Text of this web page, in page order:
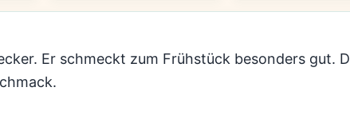
Er schmeckt zum Frühstück besonders gut.